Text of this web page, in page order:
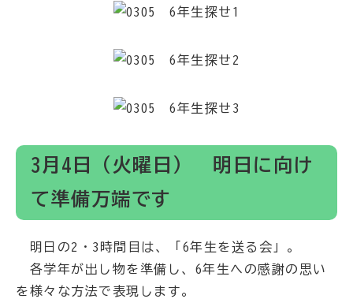
3月4日（火曜日） 明日に向け
て準備万端です
明日の2・3時間目は、「6年生を送る会」。
各学年が出し物を準備し、6年生への感謝の思い
を様々な方法で表現します。